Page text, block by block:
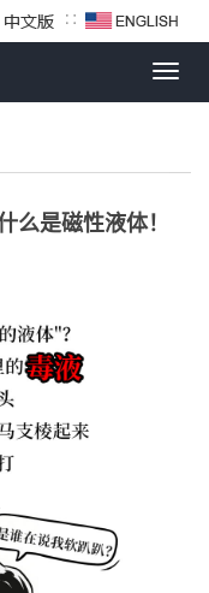
∷
么是磁性液体！